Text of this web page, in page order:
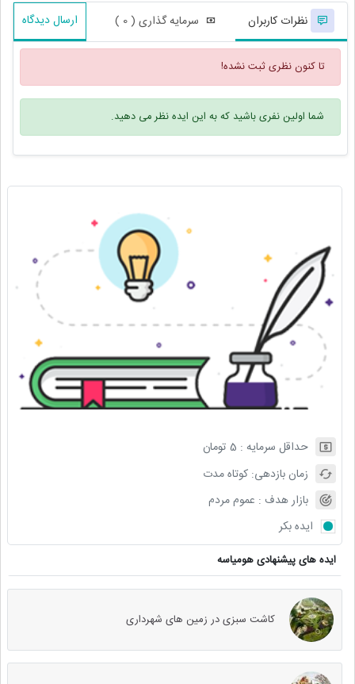
حداقل سرمایه : 5 تومان
زمان بازدهی:کوتاه مدت
بازار هدف : عموم مردم
ایده بکر
ایده های پیشنهادی هومیاسه
کاشت سبزی در زمین های شهرداری
نظرات کاربران سرمایه گذاری ( 0 ) ارسال دیدگاه
تا کنون نظری ثبت نشده!
شما اولین نفری باشید که به این ایده نظر می دهید.